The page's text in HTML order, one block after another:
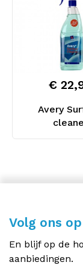
Avery
€
Volg ons
En blijf op de
aanbiedingen.